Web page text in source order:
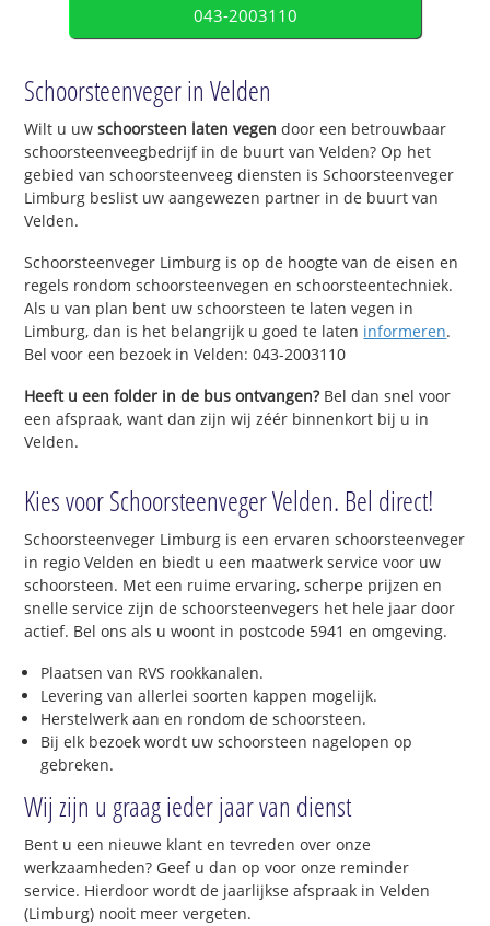
043-2003110
Schoorsteenveger in Velden
Wilt u uwschoorsteen laten vegen door een betrouwbaar
schoorsteenveegbedrijf in de buurt van Velden? Op het
gebied van schoorsteenveeg diensten is Schoorsteenveger
Limburg beslist uw aangewezen partner in de buurt van
Velden.
Schoorsteenveger Limburg is op de hoogte van de eisen en
regels rondom schoorsteenvegen en schoorsteentechniek.
Als u van plan bent uw schoorsteen te laten vegen in
Limburg, dan is het belangrijk u goed te laten informeren.
Bel voor een bezoek in Velden: 043-2003110
Heeft u een folder in de bus ontvangen?Bel dan snel voor
een afspraak, want dan zijn wij zéér binnenkort bij u in
Velden.
Kies voor Schoorsteenveger Velden. Bel direct!
Schoorsteenveger Limburg is een ervaren schoorsteenveger
in regio Velden en biedt u een maatwerk service voor uw
schoorsteen. Met een ruime ervaring, scherpe prijzen en
snelle service zijn de schoorsteenvegers het hele jaar door
actief. Bel ons als u woont in postcode 5941 en omgeving.
Plaatsen van RVS rookkanalen.
Levering van allerlei soorten kappen mogelijk.
Herstelwerk aan en rondom de schoorsteen.
Bij elk bezoek wordt uw schoorsteen nagelopen op
gebreken.
Wij zijn u graag ieder jaar van dienst
Bent u een nieuwe klant en tevreden over onze
werkzaamheden? Geef u dan op voor onze reminder
service. Hierdoor wordt de jaarlijkse afspraak in Velden
(Limburg) nooit meer vergeten.